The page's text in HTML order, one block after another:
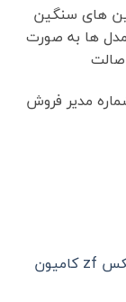
های سنگین
مدل ها به صورت
مدیر فروش
نکات مهم و کلیدی که در مورد گیر بکس zf کامیون